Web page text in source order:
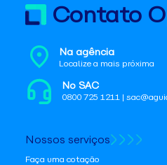
Contato
Na agência
Localize a mais próxima
No SAC
0800 725 1211 |
Nossos serviços
Faça uma cotação